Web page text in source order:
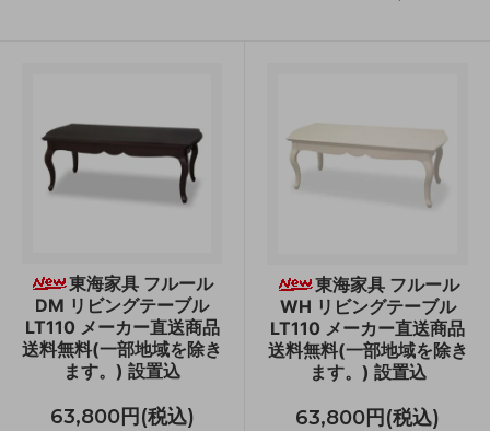
東海家具 フルール
DM リビングテーブル
LT110 メーカー直送商品
送料無料(一部地域を除き
ます。) 設置込
63,800円(税込)
東海家具 フルール
WH リビングテーブル
LT110 メーカー直送商品
送料無料(一部地域を除き
ます。) 設置込
63,800円(税込)